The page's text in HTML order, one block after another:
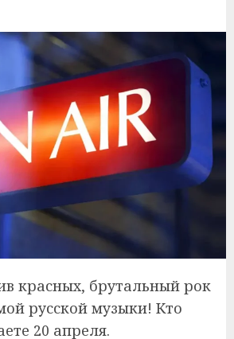
красных, брутальный рок
русской музыки! Кто
20 апреля.